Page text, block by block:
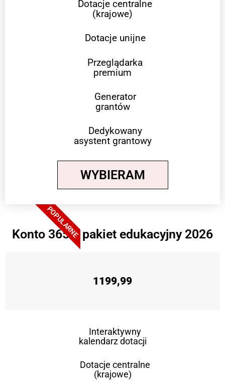
Dotacje centralne
(krajowe)
Dotacje unijne
Przeglądarka
premium
Generator
grantów
Dedykowany
asystent grantowy
WYBIERAM
POPULARNE
Konto 365 + pakiet edukacyjny 2026
1199,99
Interaktywny
kalendarz dotacji
Dotacje centralne
(krajowe)